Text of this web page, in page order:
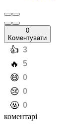
0
Коментувати
️👍 3
️🔥 5
️😄 0
️😢 0
️🤬 0
коментарі